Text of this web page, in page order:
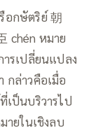
อกษัตริย์ 朝
chén หมาย
รเปลี่ยนแปลง
กล่าวคือเมื่อ
เป็นบริวารไป
ายในเชิงลบ